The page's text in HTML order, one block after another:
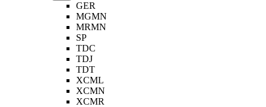
GER
MGMN
MRMN
SP
TDC
TDJ
TDT
XCML
XCMN
XCMR